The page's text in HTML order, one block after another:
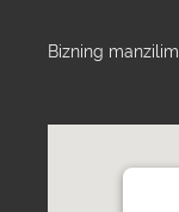
Bizning